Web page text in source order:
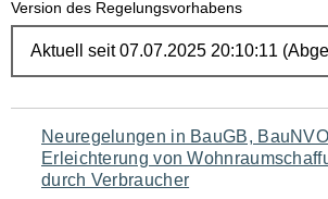
Version des Regelungsvorhabens
Navigation
für
Neuregelungen in BauGB,
Erleichterung von
durch Verbraucher